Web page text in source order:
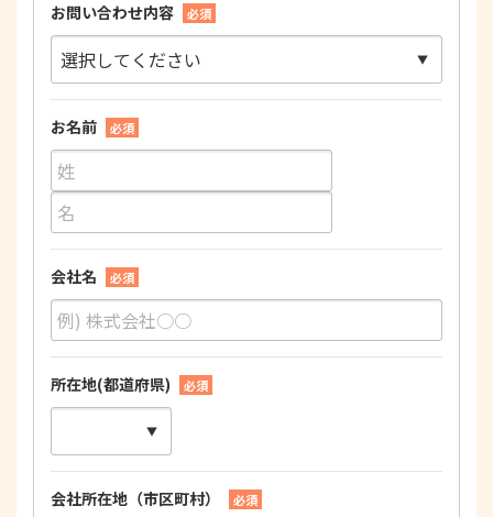
お問い合わせ内容 必須
お名前 必須
会社名 必須
所在地(都道府県) 必須
会社所在地（市区町村） 必須